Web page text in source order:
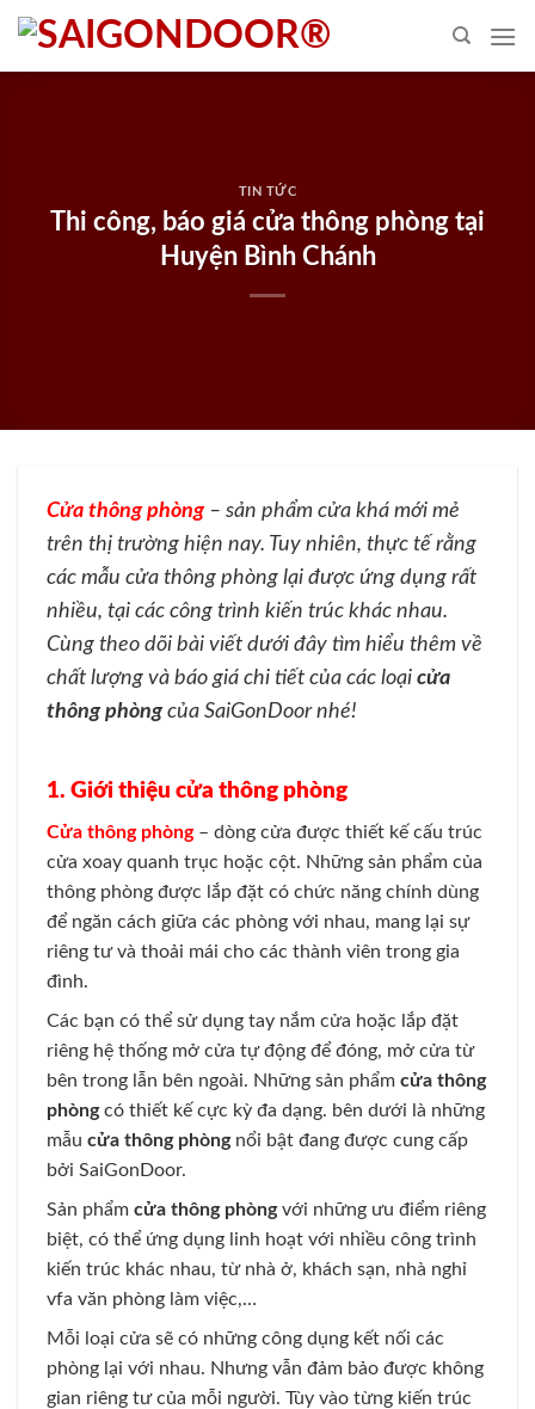
Skip
content
TIN TỨC
Thi công, báo giá cửa thông phòng tại
Huyện Bình Chánh
Cửa thông phòng– sản phẩm cửa khá mới mẻ
trên thị trường hiện nay. Tuy nhiên, thực tế rằng
các mẫu cửa thông phòng lại được ứng dụng rất
nhiều, tại các công trình kiến trúc khác nhau.
Cùng theo dõi bài viết dưới đây tìm hiểu thêm về
chất lượng và báo giá chi tiết của các loại cửa
thông phòngcủa SaiGonDoor nhé!
1. Giới thiệu cửa thông phòng
Cửa thông phòng– dòng cửa được thiết kế cấu trúc
cửa xoay quanh trục hoặc cột. Những sản phẩm của
thông phòng được lắp đặt có chức năng chính dùng
để ngăn cách giữa các phòng với nhau, mang lại sự
riêng tư và thoải mái cho các thành viên trong gia
đình.
Các bạn có thể sử dụng tay nắm cửa hoặc lắp đặt
riêng hệ thống mở cửa tự động để đóng, mở cửa từ
bên trong lẫn bên ngoài. Những sản phẩm cửa thông
phòngcó thiết kế cực kỳ đa dạng. bên dưới là những
mẫu cửa thông phòngnổi bật đang được cung cấp
bởi SaiGonDoor.
Sản phẩm cửa thông phòngvới những ưu điểm riêng
biệt, có thể ứng dụng linh hoạt với nhiều công trình
kiến trúc khác nhau, từ nhà ở, khách sạn, nhà nghỉ
vfa văn phòng làm việc,…
Mỗi loại cửa sẽ có những công dụng kết nối các
phòng lại với nhau. Nhưng vẫn đảm bảo được không
gian riêng tư của mỗi người. Tùy vào từng kiến trúc